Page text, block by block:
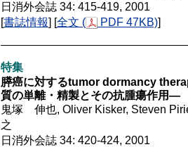
日消外会誌 34: 415-419, 2001
[書誌情報] [全文 ( PDF 47KB)]
特集
膵癌に対するtumor dormancy
質の単離・精製とその抗腫瘍作用―
鬼塚 伸也, Oliver Kisker, Steven
之
日消外会誌 34: 420-424, 2001